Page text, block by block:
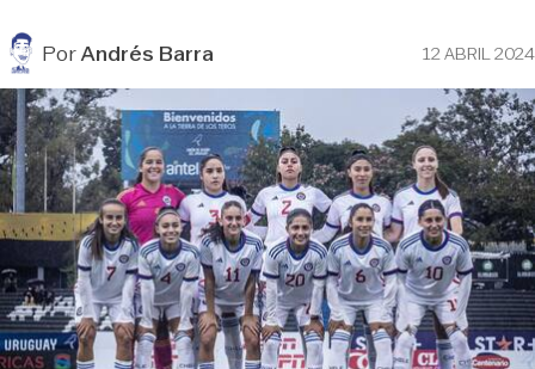
PorAndrés Barra 12 ABRIL 2024